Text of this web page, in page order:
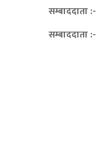
सम्बाददाता :-
सम्बाददाता :-